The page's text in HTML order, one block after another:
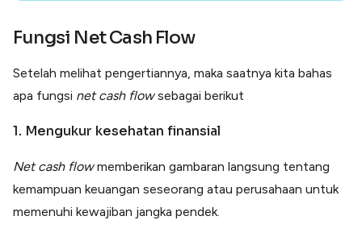
Fungsi Net Cash Flow
Setelah melihat pengertiannya, maka saatnya kita bahas
apa fungsi net cash flowsebagai berikut
1. Mengukur kesehatan finansial
Net cash flowmemberikan gambaran langsung tentang
kemampuan keuangan seseorang atau perusahaan untuk
memenuhi kewajiban jangka pendek.